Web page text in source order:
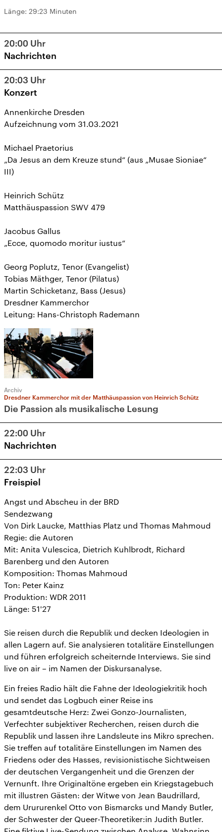
Länge: 29:23 Minuten
20:00 Uhr
Nachrichten
20:03 Uhr
Konzert
Annenkirche Dresden
Aufzeichnung vom 31.03.2021
Michael Praetorius
„Da Jesus an dem Kreuze stund“ (aus „Musae Sioniae“
III)
Heinrich Schütz
Matthäuspassion SWV 479
Jacobus Gallus
„Ecce, quomodo moritur iustus“
Georg Poplutz, Tenor (Evangelist)
Tobias Mäthger, Tenor (Pilatus)
Martin Schicketanz, Bass (Jesus)
Dresdner Kammerchor
Leitung: Hans-Christoph Rademann
Archiv
Dresdner Kammerchor mit der Matthäuspassion von Heinrich Schütz
Die Passion als musikalische Lesung
22:00 Uhr
Nachrichten
22:03 Uhr
Freispiel
Angst und Abscheu in der BRD
Sendezwang
Von Dirk Laucke, Matthias Platz und Thomas Mahmoud
Regie: die Autoren
Mit: Anita Vulescica, Dietrich Kuhlbrodt, Richard
Barenberg und den Autoren
Komposition: Thomas Mahmoud
Ton: Peter Kainz
Produktion: WDR 2011
Länge: 51'27
Sie reisen durch die Republik und decken Ideologien in
allen Lagern auf. Sie analysieren totalitäre Einstellungen
und führen erfolgreich scheiternde Interviews. Sie sind
live on air – im Namen der Diskursanalyse.
Ein freies Radio hält die Fahne der Ideologiekritik hoch
und sendet das Logbuch einer Reise ins
gesamtdeutsche Herz: Zwei Gonzo-Journalisten,
Verfechter subjektiver Recherchen, reisen durch die
Republik und lassen ihre Landsleute ins Mikro sprechen.
Sie treffen auf totalitäre Einstellungen im Namen des
Friedens oder des Hasses, revisionistische Sichtweisen
der deutschen Vergangenheit und die Grenzen der
Vernunft. Ihre Originaltöne ergeben ein Kriegstagebuch
mit illustren Gästen: der Witwe von Jean Baudrillard,
dem Urururenkel Otto von Bismarcks und Mandy Butler,
der Schwester der Queer-Theoretiker:in Judith Butler.